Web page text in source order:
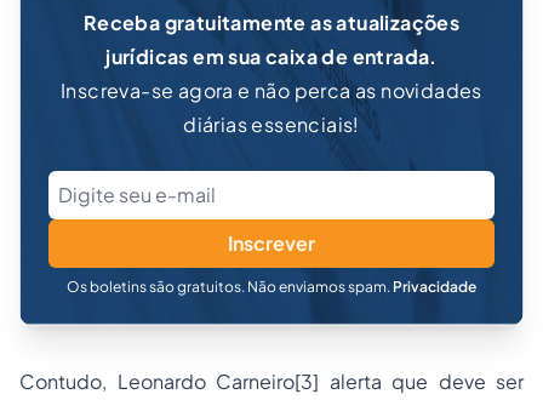
Receba gratuitamente as atualizações
jurídicas em sua caixa de entrada.
Inscreva-se agora e não perca as novidades
diárias essenciais!
Inscrever
Os boletins são gratuitos. Não enviamos spam. Privacidade
Contudo, Leonardo Carneiro[3] alerta que deve ser